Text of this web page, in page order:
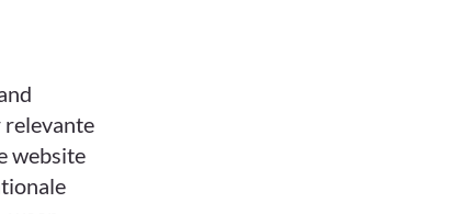
relevante
website